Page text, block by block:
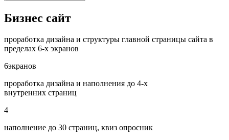
Бизнес сайт
проработка дизайна и структуры главной страницы сайта в
пределах 6-х экранов
6экранов
проработка дизайна и наполнения до 4-х
внутренних страниц
4
наполнение до 30 страниц, квиз опросник